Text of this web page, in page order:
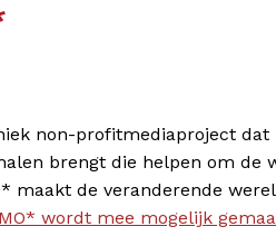
non-profitmediaproject dat
brengt die helpen om de
maakt de veranderende
MO* wordt mee mogelijk